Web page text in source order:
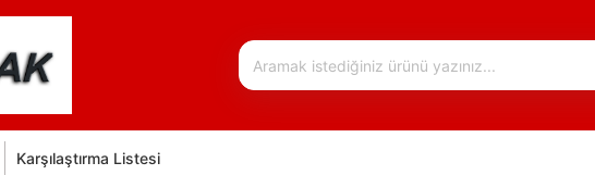
Karşılaştırma Listesi